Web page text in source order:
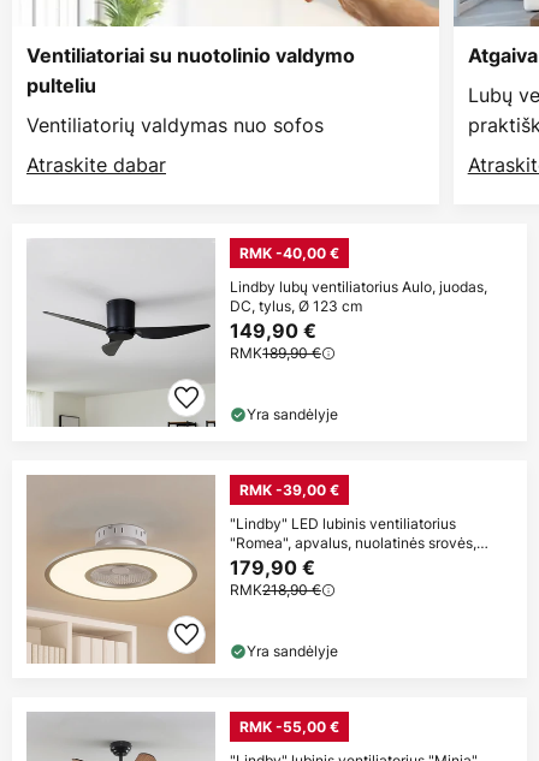
Ventiliatoriai su nuotolinio valdymo
pulteliu
Ventiliatorių valdymas nuo sofos
Atraskite dabar
Lubų
RMK -40,00 €
Lindby lubų ventiliatorius Aulo, juodas,
DC, tylus, Ø 123 cm
149,90 €
RMK189,90 €
Yra sandėlyje
RMK -39,00 €
"Lindby" LED lubinis ventiliatorius
"Romea", apvalus, nuolatinės srovės,
tylus,
179,90 €
RMK218,90 €
Yra sandėlyje
RMK -55,00 €